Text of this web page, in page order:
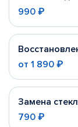
990 ₽
от 1 890 ₽
Замена
790 ₽